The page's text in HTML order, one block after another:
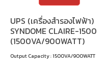
UPS (เครื่องสำรองไฟฟ้า)
SYNDOME CLAIRE-1500
(1500VA/900WATT)
Output Capacity : 1500VA/900WATT